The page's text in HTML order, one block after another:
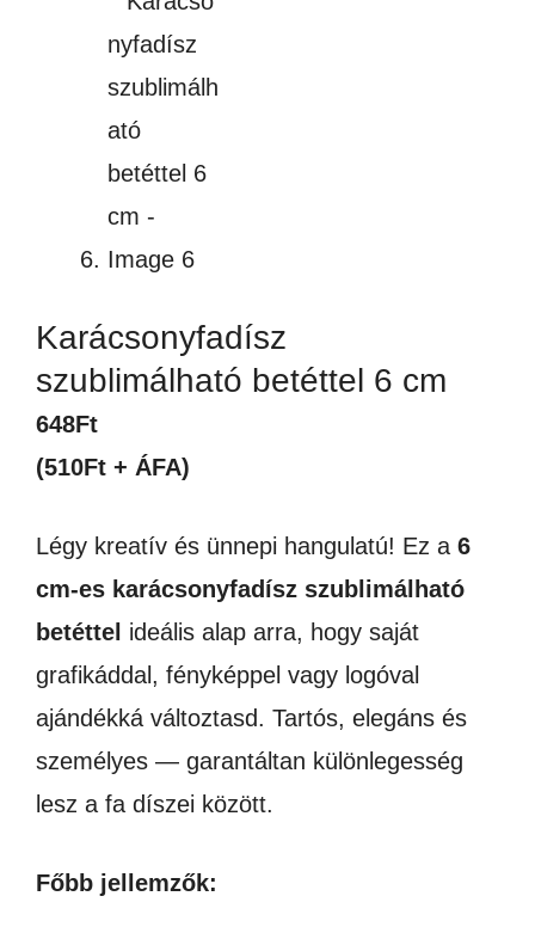
Karácsonyfadísz
szublimálható betéttel 6 cm
648Ft
(510Ft + ÁFA)
Légy kreatív és ünnepi hangulatú! Ez a 6
cm-es karácsonyfadísz szublimálható
betéttel ideális alap arra, hogy saját
grafikáddal, fényképpel vagy logóval
ajándékká változtasd. Tartós, elegáns és
személyes — garantáltan különlegesség
lesz a fa díszei között.
Főbb jellemzők: